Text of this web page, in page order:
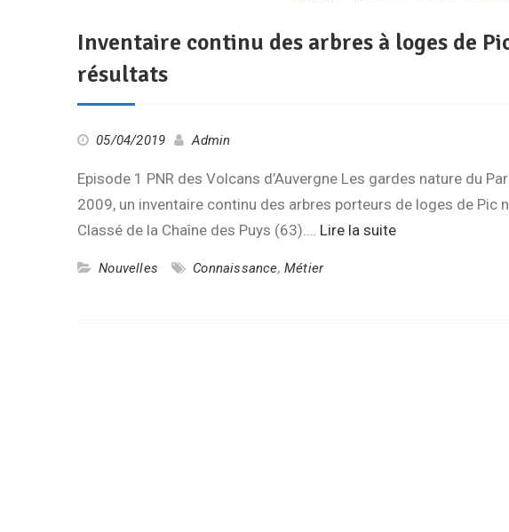
Inventaire continu des arbres à loges de
résultats
05/04/2019 Admin
Episode 1 PNR des Volcans d’Auvergne Les gardes nature du
2009, un inventaire continu des arbres porteurs de loges de Pic
Classé de la Chaîne des Puys (63).… Lire la suite
Nouvelles Connaissance,Métier